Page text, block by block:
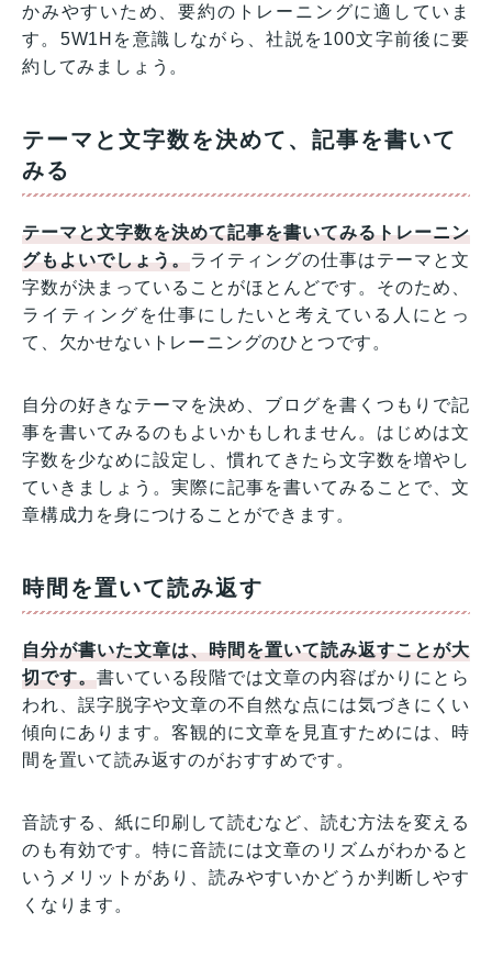
かみやすいため、要約のトレーニングに適していま
す。5W1Hを意識しながら、社説を100文字前後に要
約してみましょう。
テーマと文字数を決めて、記事を書いて
みる
テーマと文字数を決めて記事を書いてみるトレーニン
グもよいでしょう。ライティングの仕事はテーマと文
字数が決まっていることがほとんどです。そのため、
ライティングを仕事にしたいと考えている人にとっ
て、欠かせないトレーニングのひとつです。
自分の好きなテーマを決め、ブログを書くつもりで記
事を書いてみるのもよいかもしれません。はじめは文
字数を少なめに設定し、慣れてきたら文字数を増やし
ていきましょう。実際に記事を書いてみることで、文
章構成力を身につけることができます。
時間を置いて読み返す
自分が書いた文章は、時間を置いて読み返すことが大
切です。書いている段階では文章の内容ばかりにとら
われ、誤字脱字や文章の不自然な点には気づきにくい
傾向にあります。客観的に文章を見直すためには、時
間を置いて読み返すのがおすすめです。
音読する、紙に印刷して読むなど、読む方法を変える
のも有効です。特に音読には文章のリズムがわかると
いうメリットがあり、読みやすいかどうか判断しやす
くなります。